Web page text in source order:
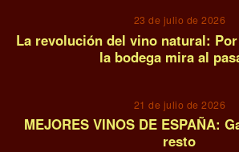
23 de julio de 2026
La revolución del vino natural:
la bodega mira al
21 de julio de 2026
MEJORES VINOS DE ESPAÑA:
resto